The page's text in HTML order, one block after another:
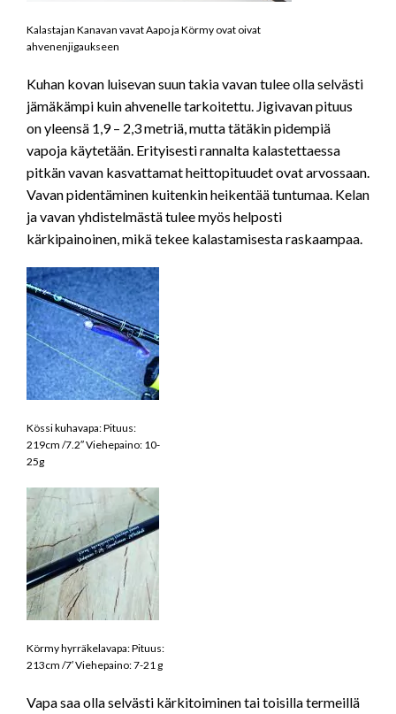
Kalastajan Kanavan vavat Aapo ja Körmy ovat oivat
ahvenenjigaukseen
Kuhan kovan luisevan suun takia vavan tulee olla selvästi
jämäkämpi kuin ahvenelle tarkoitettu. Jigivavan pituus
on yleensä 1,9 – 2,3 metriä, mutta tätäkin pidempiä
vapoja käytetään. Erityisesti rannalta kalastettaessa
pitkän vavan kasvattamat heittopituudet ovat arvossaan.
Vavan pidentäminen kuitenkin heikentää tuntumaa. Kelan
ja vavan yhdistelmästä tulee myös helposti
kärkipainoinen, mikä tekee kalastamisesta raskaampaa.
Kössi kuhavapa: Pituus:
219cm /7.2″ Viehepaino: 10-
25g
Körmy hyrräkelavapa: Pituus:
213cm /7′ Viehepaino: 7-21 g
Vapa saa olla selvästi kärkitoiminen tai toisilla termeillä